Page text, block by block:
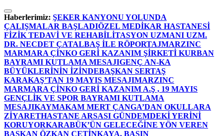
İçeriğe
atla
Haberlerimiz: ŞEKER KANYONU YOLUNDA
ÇALIŞMALAR BAŞLADIÖZEL MEDİKAR HASTANESİ
FİZİK TEDAVİ VE REHABİLİTASYON UZMANI UZM.
DR. NECDET ÇATALBAŞ İLE RÖPORTAJMARZINC
MARMARA ÇİNKO GERİ KAZANIM ŞİRKETİ KURBAN
BAYRAMI KUTLAMA MESAJIGENÇ AN-KA
BÜYÜKLERİNİN İZİNDEBAŞKAN SERTAŞ
KARAKAŞ’TAN 19 MAYIS MESAJIMARZINC
MARMARA ÇİNKO GERİ KAZANIM A.Ş , 19 MAYIS
GENÇLİK VE SPOR BAYRAMI KUTLAMA
MESAJIKAYMAKAM MERT ÇANGA’DAN OKULLARA
ZİYARETHASTANE ARSASI GÜNDEMDEKİ YERİNİ
KORUYORKARABÜK’ÜN GELECEĞİNE YÖN VEREN
BAŞKAN ÖZKAN ÇETİNKAYA, BASIN